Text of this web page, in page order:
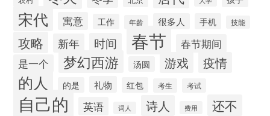
宋代 寓意 工作 年龄 很多人 手机 技能
攻略 新年 时间 春节 春节期间
是一个 梦幻西游 汤圆 游戏 疫情
的人 的是 礼物 红包 考生 考试
自己的 英语 词人 诗人 费用 还不